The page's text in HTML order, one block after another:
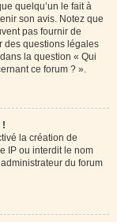
quelqu’un le fait à
son avis. Notez que
pas fournir de
des questions légales
la question « Qui
ce forum ? ».
!
la création de
IP ou interdit le nom
du forum